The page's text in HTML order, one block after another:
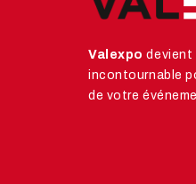
Valexpodevient
incontournable
de votre